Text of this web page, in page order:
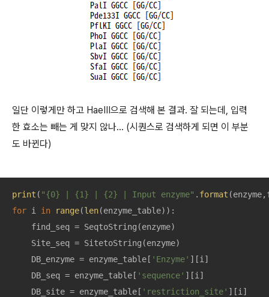
일단 이렇게만 하고 HaeIII으로 검색해 본 결과. 잘 되는데, 입력
한 효소는 빼는 게 맞지 않나... (시퀀스로 검색하게 되면 이 부분
도 바뀐다)
print ( "{0} | {1} | {2} | Input enzyme" . format
for i in range(len(enzyme_table)):
    find_seq = SeqtoString(enzyme)
    Site_seq = SitetoString(enzyme)
    DB_enzyme = enzyme_table[
'Enzyme' ][i]
    DB_seq = enzyme_table[
'sequence' ][i]
    DB_site = enzyme_table[
'restriction_site' ][i]